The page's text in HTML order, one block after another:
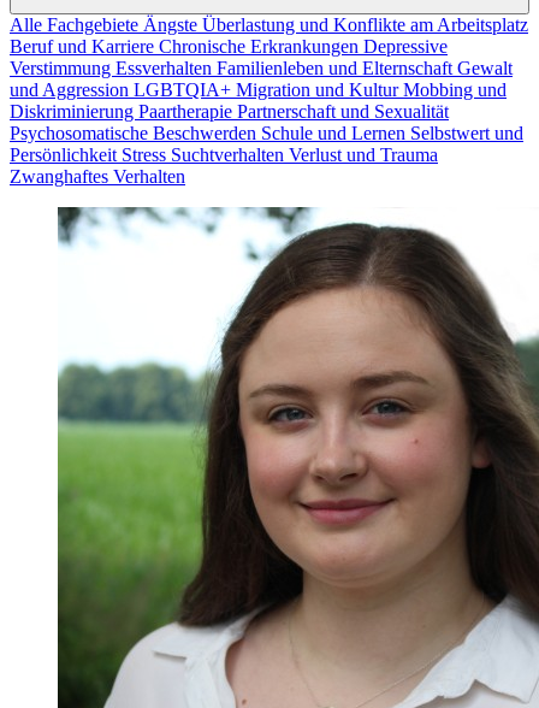
Alle Fachgebiete Ängste Überlastung und Konflikte am Arbeitsplatz
Beruf und Karriere Chronische Erkrankungen Depressive
Verstimmung Essverhalten Familienleben und Elternschaft Gewalt
und Aggression LGBTQIA+ Migration und KulturMobbing und
Diskriminierung Paartherapie Partnerschaft und Sexualität
Psychosomatische Beschwerden Schule und Lernen Selbstwert und
Persönlichkeit Stress Suchtverhalten Verlust und Trauma
Zwanghaftes Verhalten